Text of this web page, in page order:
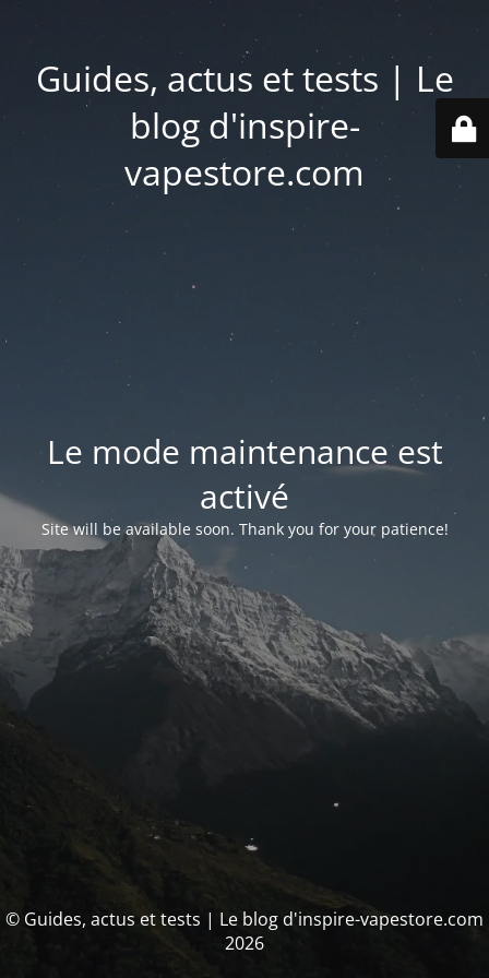
Guides, actus et tests | Le
blog d'inspire-
vapestore.com
Le mode maintenance est
activé
Site will be available soon. Thank you for your patience!
© Guides, actus et tests | Le blog d'inspire-vapestore.com
2026